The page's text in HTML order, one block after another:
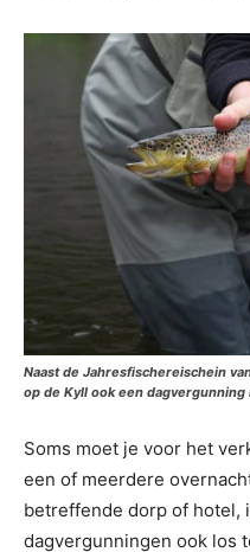
Naast de Jahresfischereischein
op de Kyll ook een dagvergunning
Soms moet je voor het
een of meerdere
betreffende dorp of hotel,
dagvergunningen ook los